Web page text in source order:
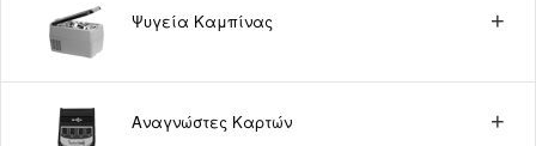
Ψυγεία Καμπίνας
Αναγνώστες Καρτών